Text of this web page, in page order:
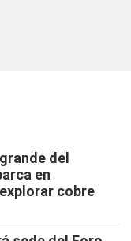
del
en
cobre